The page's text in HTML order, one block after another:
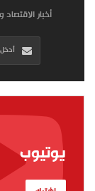
أخبار
يوتيوب